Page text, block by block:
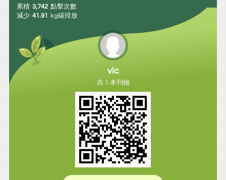
累積 3,742 點擊次數
減少 41.91 kg碳排放
vic
共 1 本刊物